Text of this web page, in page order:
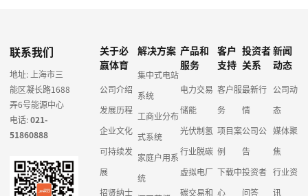
联系我们
地址: 上海市三
能区凝长路1688
弄6号能源中心
电话:021-
51860888
关于必
赢体育
公司介绍
发展历程
企业文化
可持续发
展
招贤纳士
解决方案
集中式电站
系统
工商业分布
式系统
家庭户用系
统
产品和
服务
电力交易
储能
光伏制氢
行业脱碳
虚拟电厂
碳交易和
客户
支持
客户服
务
项目案
例
下载中
心
投资者
关系
最新行
情
公司公
告
投资者
问答
新闻
动态
公司动
态
媒体聚
焦
行业资
讯